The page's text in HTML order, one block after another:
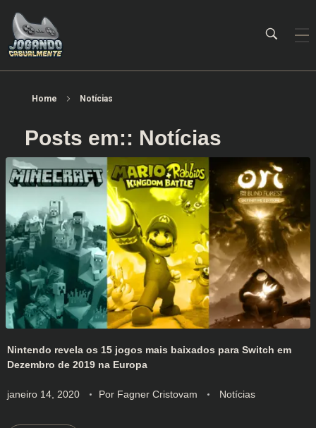
Home Notícias
Posts em:: Notícias
Nintendo revela os 15 jogos mais baixados para Switch em
Dezembro de 2019 na Europa
janeiro 14, 2020 Por Fagner Cristovam Notícias